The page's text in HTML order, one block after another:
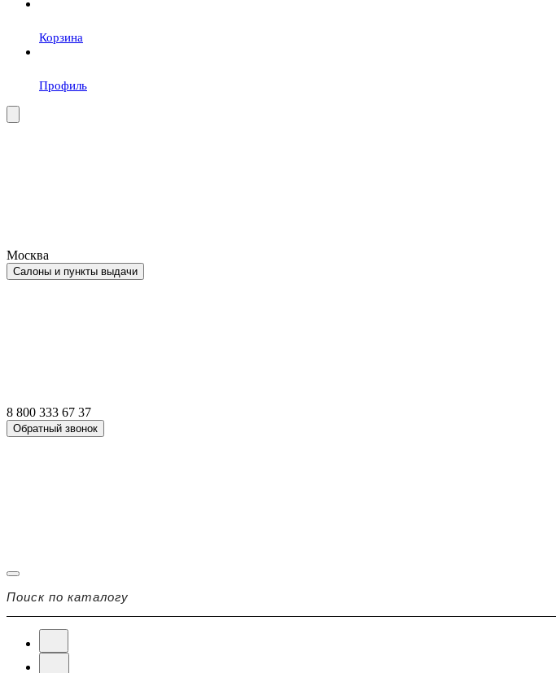
Корзина
Профиль
Москва
Салоны и пункты выдачи
8 800 333 67 37
Обратный звонок